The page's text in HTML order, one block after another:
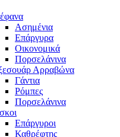
Ασημένια
Επάργυρα
Οικονομικά
Πορσελάνινα
Αρραβώνα
Γάντια
Ρόμπες
Πορσελάνινα
Επάργυροι
Καθρέφτης